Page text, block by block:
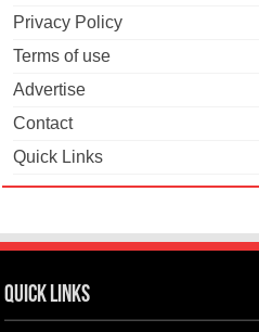
Privacy Policy
Terms of use
Advertise
Contact
Quick Links
Quick Links